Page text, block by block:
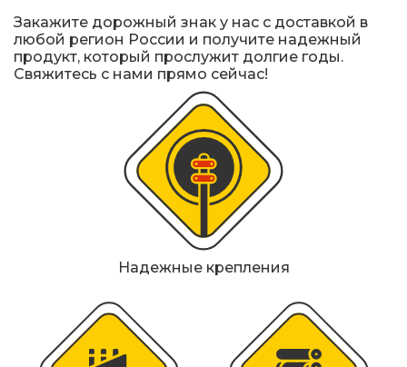
Закажите дорожный знак у нас с доставкой в
любой регион России и получите надежный
продукт, который прослужит долгие годы.
Свяжитесь с нами прямо сейчас!
Надежные крепления